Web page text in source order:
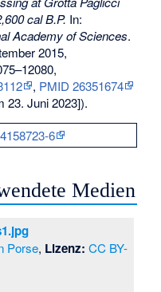
cal B.P. In:
Academy of Sciences.
2015,
,
, PMID 26351674
23. Juni 2023]).
4158723-6
Medien
Porse, Lizenz: CC BY-